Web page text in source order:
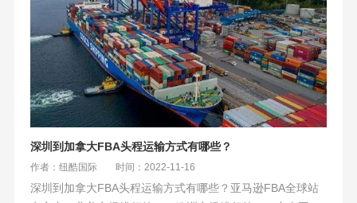
深圳到加拿大FBA头程运输方式有哪些？
作者：纽酷国际 时间：2022-11-16
深圳到加拿大FBA头程运输方式有哪些？亚马逊FBA全球站